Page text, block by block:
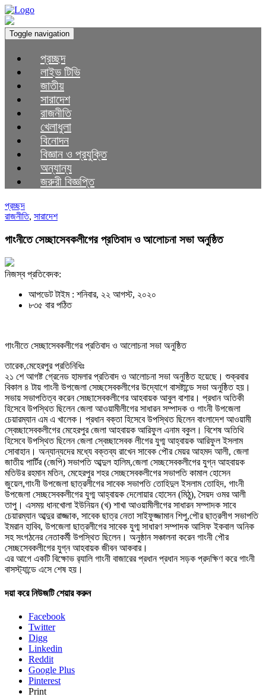
Toggle navigation
প্রচ্ছদ
লাইভ টিভি
জাতীয়
সারাদেশ
রাজনীতি
খেলাধুলা
বিনোদন
বিজ্ঞান ও প্রযুক্তি
অন্যান্য
জরুরী বিজ্ঞপ্তি
প্রচ্ছদ
রাজনীতি, সারাদেশ
গাংনীতে সেচ্ছাসেবকলীগের প্রতিবাদ ও আলোচনা সভা অনুষ্ঠিত
নিজস্ব প্রতিবেদক:
আপডেট টাইম : শনিবার, ২২ আগস্ট, ২০২০
৮৩৫ বার পঠিত
গাংনীতে সেচ্ছাসেবকলীগের প্রতিবাদ ও আলোচনা সভা অনুষ্ঠিত
তারেক,মেহেরপুর প্রতিনিধিঃ
২১ শে আগষ্ট গ্রেনেড হামলার প্রতিবাদ ও আলোচনা সভা অনুষ্ঠিত হয়েছে। শুক্রবার
বিকাল ৪ টায় গাংনী উপজেলা সেচ্ছসেবকলীগের উদ্যোগে বাসষ্টান্ডে সভা অনুষ্ঠিত হয়।
সভায় সভাপতিত্ব করেন সেচ্ছাসেবকলীগের আহবায়ক আবুল বাশার। প্রধান অতিকী
হিসেবে উপস্থিত ছিলেন জেলা আওয়ামীলীগের সাধারন সম্পাদক ও গাংনী উপজেলা
চেয়ারম্যান এম এ খালেক। প্রধান বক্তা হিসেবে উপস্থিত ছিলেন বাংলাদেশ আওয়ামী
স্বেচ্ছাসেবকলীগের মেহেরপুর জেলা আহবায়ক আরিফুল এনাম বকুল। বিশেষ অতিথি
হিসেবে উপস্থিত ছিলেন জেলা স্বেচ্ছাসেবক লীগের যুগ্ম আহ্বায়ক আরিফুল ইসলাম
সোবাহান। অন্যান্যদের মধ্যে বক্তব্য রাখেন সাবেক পৌর মেয়র আহমদ আলী, জেলা
জাতীয় পার্টির (জেপি) সভাপতি আব্দুল হালিম,জেলা সেচ্ছসেবকলীগের যুগ্ন আহবায়ক
মতিউর রহমান মতিন, মেহেরপুর শহর সেচ্ছসেবকলীগের সভাপতি কামাল হোসেন
জুয়েল,গাংনী উপজেলা ছাত্রলীগের সাবেক সভাপতি তোহিদুল ইসলাম তোহিদ, গাংনী
উপজেলা সেচ্ছসেবকলীগের যুগ্ম আহ্বায়ক দেলোয়ার হোসেন (মিঠু), সৈয়দ ওমর আলী
তাপু। এসময় ধানখোলা ইউনিয়ন (খ) শাখা আওয়ামীলীগের সাধারন সম্পাদক সাবে
চেয়ারম্যান আব্দুর রাজ্জাক, সাবেক ছাত্র নেতা সাইফুজ্জামান শিপু,পৌর ছাত্রলীগ সভাপতি
ইমরান হাবিব, উপজেলা ছাত্রলীগের সাবেক যুগ্ম সাধারণ সম্পাদক আসিফ ইকবাল অনিক
সহ সংগঠনের নেতাকর্মী উপস্থিত ছিলেন। অনুষ্ঠান সঞ্চালনা করেন গাংনী পৌর
সেচ্ছসেবকলীগের যুগ্ন আহবায়ক জীবন আকবার।
এর আগে একটি বিক্ষোভ র‌্যালি গাংনী বাজারের প্রধান প্রধান সড়ক প্রদক্ষিণ করে গাংনী
বাসস্ট্যান্ডে এসে শেষ হয়।
দয়া করে নিউজটি শেয়ার করুন
Facebook
Twitter
Digg
Linkedin
Reddit
Google Plus
Pinterest
Print